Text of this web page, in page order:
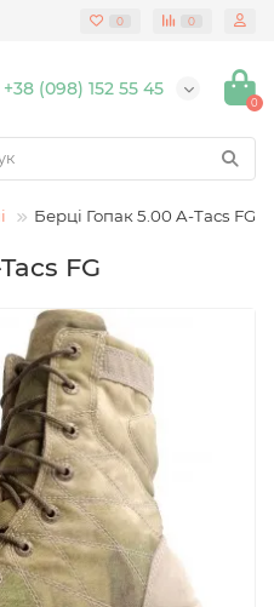
0 0
+38 (098) 152 55 45
0
Берці Гопак 5.00 A-Tacs FG
FG